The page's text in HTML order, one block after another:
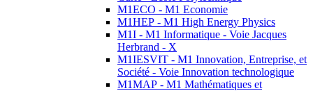
M1ECO - M1 Economie
M1HEP - M1 High Energy Physics
M1I - M1 Informatique - Voie Jacques
Herbrand - X
M1IESVIT - M1 Innovation, Entreprise, et
Société - Voie Innovation technologique
M1MAP - M1 Mathématiques et